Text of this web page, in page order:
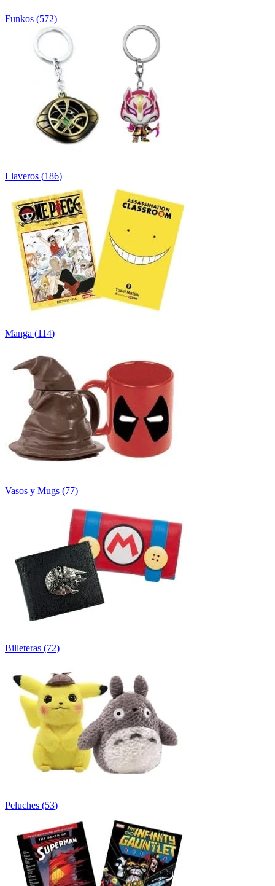
Funkos (572)
Llaveros (186)
Manga (114)
Vasos y Mugs (77)
Billeteras (72)
Peluches (53)